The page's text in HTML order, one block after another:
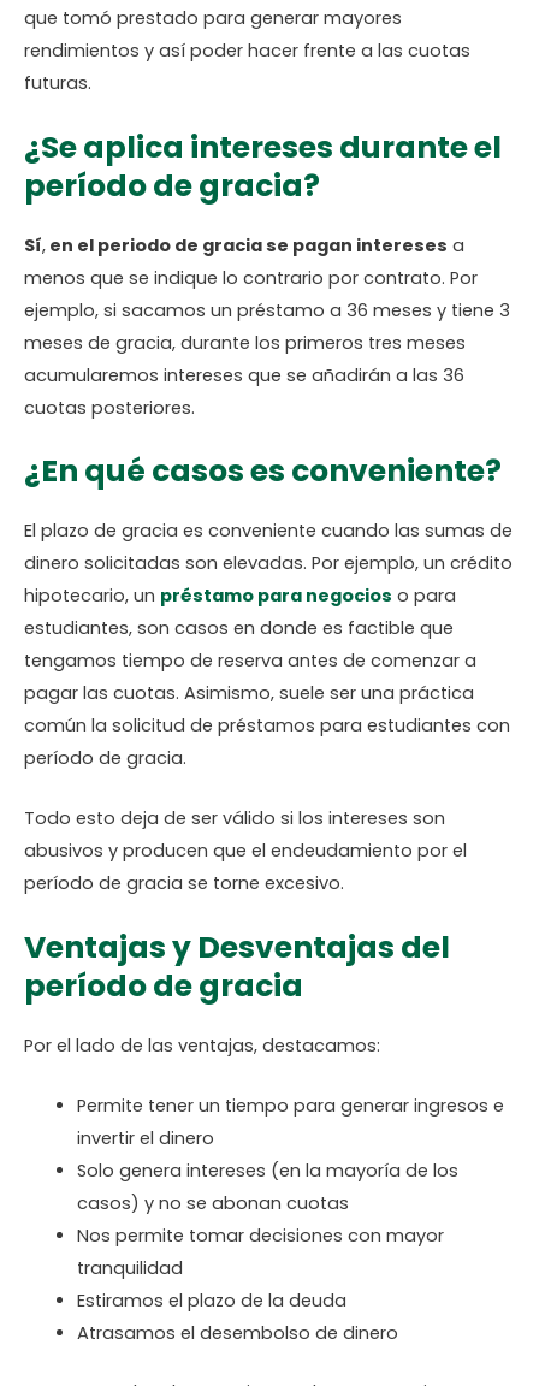
que tomó prestado para generar mayores
rendimientos y así poder hacer frente a las cuotas
futuras.
¿Se aplica intereses durante el
período de gracia?
Sí, en el periodo de gracia se pagan intereses a
menos que se indique lo contrario por contrato. Por
ejemplo, si sacamos un préstamo a 36 meses y tiene 3
meses de gracia, durante los primeros tres meses
acumularemos intereses que se añadirán a las 36
cuotas posteriores.
¿En qué casos es conveniente?
El plazo de gracia es conveniente cuando las sumas de
dinero solicitadas son elevadas. Por ejemplo, un crédito
hipotecario, un préstamo para negocios o para
estudiantes, son casos en donde es factible que
tengamos tiempo de reserva antes de comenzar a
pagar las cuotas. Asimismo, suele ser una práctica
común la solicitud de préstamos para estudiantes con
período de gracia.
Todo esto deja de ser válido si los intereses son
abusivos y producen que el endeudamiento por el
período de gracia se torne excesivo.
Ventajas y Desventajas del
período de gracia
Por el lado de las ventajas, destacamos:
Permite tener un tiempo para generar ingresos e
invertir el dinero
Solo genera intereses (en la mayoría de los
casos) y no se abonan cuotas
Nos permite tomar decisiones con mayor
tranquilidad
Estiramos el plazo de la deuda
Atrasamos el desembolso de dinero